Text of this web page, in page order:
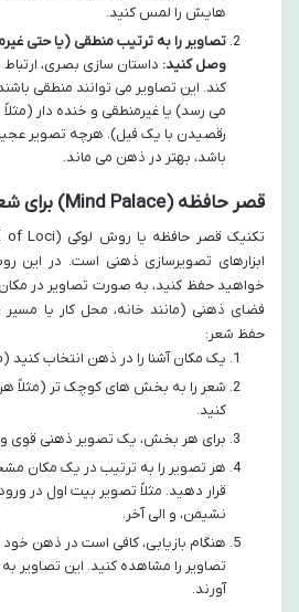
هایش را لمس کنید.
تصاویر را به ترتیب منطقی (یا حتی
وصل کنید: داستان سازی بصری،
کند. این تصاویر می توانند منطقی
می رسد) یا غیرمنطقی و خنده دار
رقصیدن با یک فیل). هرچه تصویر
باشد، بهتر در ذهن می ماند.
قصر حافظه (Mind Palace) برای شعر
ابزارهای تصویرسازی ذهنی است. در این
خواهید حفظ کنید، به صورت تصاویر در
فضای ذهنی (مانند خانه، محل کار یا مسیر
حفظ شعر:
یک مکان آشنا را در ذهن انتخاب کنید
شعر را به بخش های کوچک تر (مثلاً
کنید.
برای هر بخش، یک تصویر ذهنی قوی و
هر تصویر را به ترتیب در یک مکان
قرار دهید. مثلاً تصویر بیت اول در
نشیمن، و الی آخر.
هنگام بازیابی، کافی است در ذهن
تصاویر را مشاهده کنید. این تصاویر
آورند.